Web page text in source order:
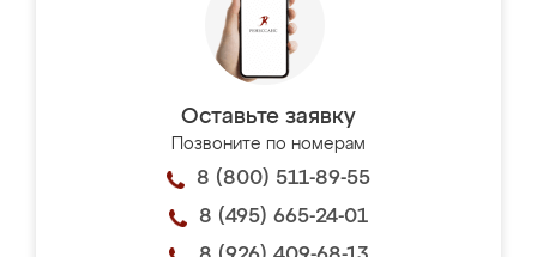
Оставьте заявку
Позвоните по номерам
8 (800) 511-89-55
8 (495) 665-24-01